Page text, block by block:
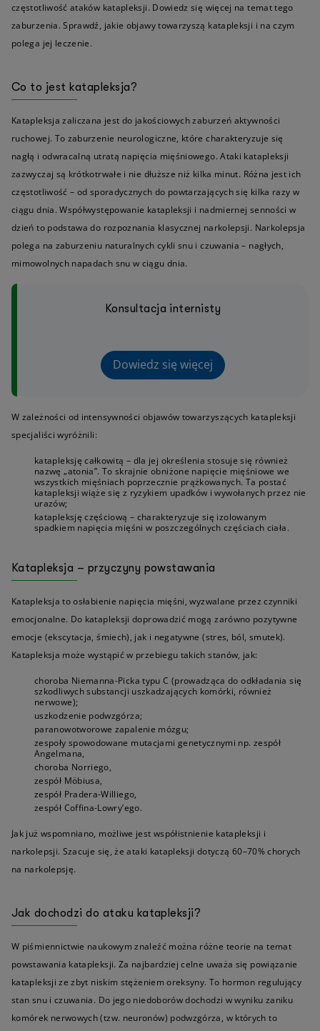
częstotliwość ataków katapleksji. Dowiedz się więcej na temat tego
zaburzenia. Sprawdź, jakie objawy towarzyszą katapleksji i na czym
polega jej leczenie.
Co to jest katapleksja?
Katapleksja zaliczana jest do jakościowych zaburzeń aktywności
ruchowej. To zaburzenie neurologiczne, które charakteryzuje się
nagłą i odwracalną utratą napięcia mięśniowego. Ataki katapleksji
zazwyczaj są krótkotrwałe i nie dłuższe niż kilka minut. Różna jest ich
częstotliwość – od sporadycznych do powtarzających się kilka razy w
ciągu dnia. Współwystępowanie katapleksji i nadmiernej senności w
dzień to podstawa do rozpoznania klasycznej narkolepsji. Narkolepsja
polega na zaburzeniu naturalnych cykli snu i czuwania – nagłych,
mimowolnych napadach snu w ciągu dnia.
Konsultacja internisty
Dowiedz się więcej
W zależności od intensywności objawów towarzyszących katapleksji
specjaliści wyróżnili:
katapleksję całkowitą – dla jej określenia stosuje się również
nazwę „atonia”. To skrajnie obniżone napięcie mięśniowe we
wszystkich mięśniach poprzecznie prążkowanych. Ta postać
katapleksji wiąże się z ryzykiem upadków i wywołanych przez nie
urazów;
katapleksję częściową – charakteryzuje się izolowanym
spadkiem napięcia mięśni w poszczególnych częściach ciała.
Katapleksja – przyczyny powstawania
Katapleksja to osłabienie napięcia mięśni, wyzwalane przez czynniki
emocjonalne. Do katapleksji doprowadzić mogą zarówno pozytywne
emocje (ekscytacja, śmiech), jak i negatywne (stres, ból, smutek).
Katapleksja może wystąpić w przebiegu takich stanów, jak:
choroba Niemanna-Picka typu C (prowadząca do odkładania się
szkodliwych substancji uszkadzających komórki, również
nerwowe);
uszkodzenie podwzgórza;
paranowotworowe zapalenie mózgu;
zespoły spowodowane mutacjami genetycznymi np. zespół
Angelmana,
choroba Norriego,
zespół Möbiusa,
zespół Pradera-Williego,
zespół Coffina-Lowry’ego.
Jak już wspomniano, możliwe jest współistnienie katapleksji i
narkolepsji. Szacuje się, że ataki katapleksji dotyczą 60–70% chorych
na narkolepsję.
Jak dochodzi do ataku katapleksji?
W piśmiennictwie naukowym znaleźć można różne teorie na temat
powstawania katapleksji. Za najbardziej celne uważa się powiązanie
katapleksji ze zbyt niskim stężeniem oreksyny. To hormon regulujący
stan snu i czuwania. Do jego niedoborów dochodzi w wyniku zaniku
komórek nerwowych (tzw. neuronów) podwzgórza, w których to